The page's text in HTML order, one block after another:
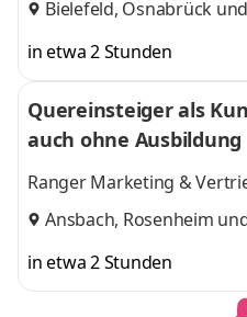
Bielefeld, Osnabrück
in etwa 2 Stunden
Quereinsteiger als
auch ohne Ausbildung
Ranger Marketing &
Ansbach, Rosenheim
in etwa 2 Stunden